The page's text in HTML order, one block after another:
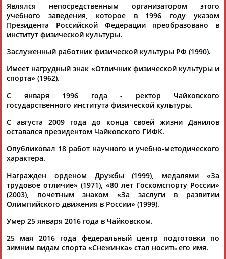
Флюра
АББАТЕ-
БУЛАТОВА
Татьяна
АББЯСОВА
Акжана
АБДИКАРИМОВА
Артур
Каримжан
Аделя
Андрей
Являлся непосредственным организатором этого
учебного заведения, которое в 1996 году указом
Президента Российской Федерации преобразовано в
институт физической культуры.
Заслуженный работник физической культуры РФ (1990).
Имеет нагрудный знак «Отличник физической культуры и
спорта» (1962).
С января 1996 года - ректор Чайковского
государственного института физической культуры.
С августа 2009 года до конца своей жизни Данилов
оставался президентом Чайковского ГИФК.
Опубликовал 18 работ научного и учебно-методического
характера.
Награжден орденом Дружбы (1999), медалями «За
трудовое отличие» (1971), «80 лет Госкомспорту России»
(2003), почетным знаком «За заслуги в развитии
Олимпийского движения в России» (1999).
Умер 25 января 2016 года в Чайковском.
25 мая 2016 года федеральный центр подготовки по
зимним видам спорта «Снежинка» стал носить его имя.